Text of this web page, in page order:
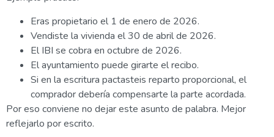
Eras propietario el 1 de enero de 2026.
Vendiste la vivienda el 30 de abril de 2026.
El IBI se cobra en octubre de 2026.
El ayuntamiento puede girarte el recibo.
Si en la escritura pactasteis reparto proporcional, el
comprador debería compensarte la parte acordada.
Por eso conviene no dejar este asunto de palabra. Mejor
reflejarlo por escrito.